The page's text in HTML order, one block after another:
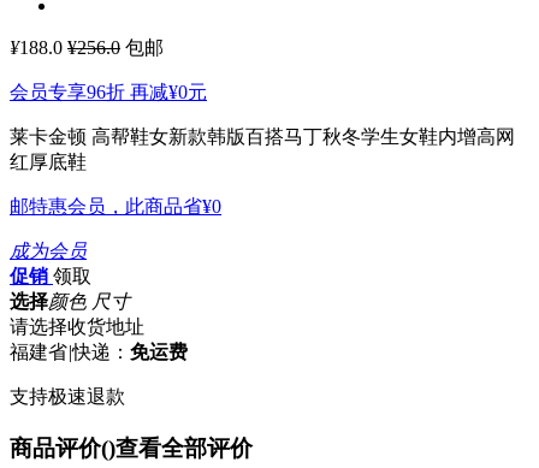
¥188.0 ¥256.0 包邮
会员专享96折 再减¥0元
莱卡金顿 高帮鞋女新款韩版百搭马丁秋冬学生女鞋内增高网
红厚底鞋
邮特惠会员，此商品省¥0
成为会员
促销 领取
选择颜色 尺寸
请选择收货地址
福建省|快递： 免运费
支持极速退款
商品评价()查看全部评价